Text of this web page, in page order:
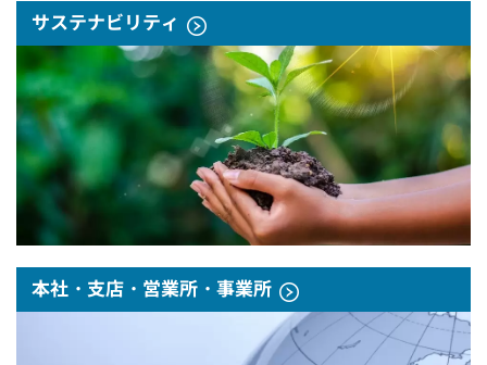
サステナビリティ
本社・支店・営業所・事業所